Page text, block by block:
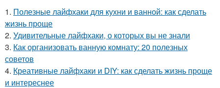
1. Полезные лайфхаки для кухни и ванной: как сделать
жизнь проще
2. Удивительные лайфхаки, о которых вы не знали
3. Как организовать ванную комнату: 20 полезных
советов
4. Креативные лайфхаки и DIY: как сделать жизнь проще
и интереснее